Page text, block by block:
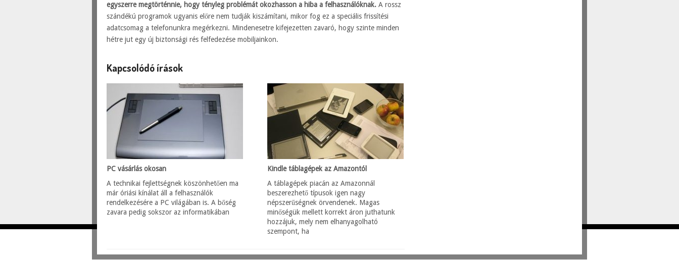
egyszerre megtörténnie, hogy tényleg problémát okozhasson a hiba a felhasználóknak. A rossz
szándékú programok ugyanis előre nem tudják kiszámítani, mikor fog ez a speciális frissítési
adatcsomag a telefonunkra megérkezni. Mindenesetre kifejezetten zavaró, hogy szinte minden
hétre jut egy új biztonsági rés felfedezése mobiljainkon.
Kapcsolódó írások
PC vásárlás okosan
A technikai fejlettségnek köszönhetően ma
már óriási kínálat áll a felhasználók
rendelkezésére a PC világában is. A bőség
zavara pedig sokszor az informatikában
Kindle táblagépek az Amazontól
A táblagépek piacán az Amazonnál
beszerezhető típusok igen nagy
népszerűségnek örvendenek. Magas
minőségük mellett korrekt áron juthatunk
hozzájuk, mely nem elhanyagolható
szempont, ha